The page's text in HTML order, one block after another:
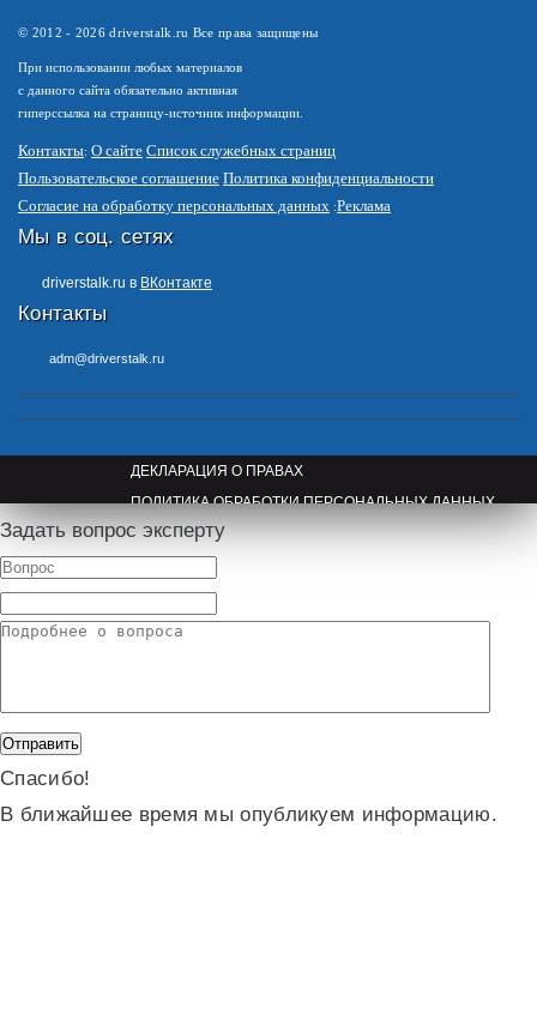
© 2012 - 2026driverstalk.ru Все права защищены
При использовании любых материалов
с данного сайта обязательно активная
гиперссылка на страницу-источник информации.
Контакты О сайте Список служебных страниц
Пользовательское соглашение Политика конфиденциальности
Согласие на обработку персональных данных Реклама
Мы в соц. сетях
driverstalk.ru в ВКонтакте
Контакты
adm@driverstalk.ru
ДЕКЛАРАЦИЯ О ПРАВАХ
ПОЛИТИКА ОБРАБОТКИ ПЕРСОНАЛЬНЫХ ДАННЫХ
ПРАВООБЛАДАТЕЛЯМ
Задать вопрос эксперту
Спасибо!
В ближайшее время мы опубликуем информацию.